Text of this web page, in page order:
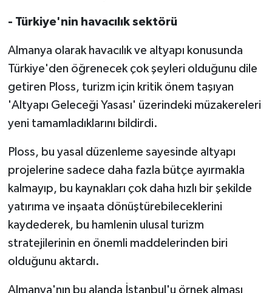
- Türkiye'nin havacılık sektörü
Almanya olarak havacılık ve altyapı konusunda
Türkiye'den öğrenecek çok şeyleri olduğunu dile
getiren Ploss, turizm için kritik önem taşıyan
'Altyapı Geleceği Yasası' üzerindeki müzakereleri
yeni tamamladıklarını bildirdi.
Ploss, bu yasal düzenleme sayesinde altyapı
projelerine sadece daha fazla bütçe ayırmakla
kalmayıp, bu kaynakları çok daha hızlı bir şekilde
yatırıma ve inşaata dönüştürebileceklerini
kaydederek, bu hamlenin ulusal turizm
stratejilerinin en önemli maddelerinden biri
olduğunu aktardı.
Almanya'nın bu alanda İstanbul'u örnek alması